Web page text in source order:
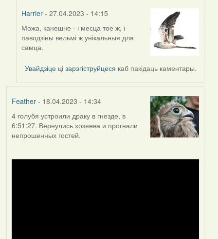
Harrier - 27.04.2023 - 14:15
In
reply
to
Lighty
Можа, канешне - і месца тое ж, і
паводзіны вельмі ж унікальныя для
самца.
Увайдзіце цізарэгіструйцеся каб пакідаць каментары.
Feather- 18.04.2023 - 14:34
4 голубя устроили драку в гнезде, в
6:51:27. Вернулись хозяева и прогнали
непрошенных гостей.